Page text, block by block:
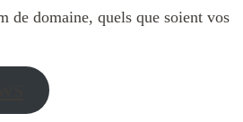
de domaine, quels que soient vos